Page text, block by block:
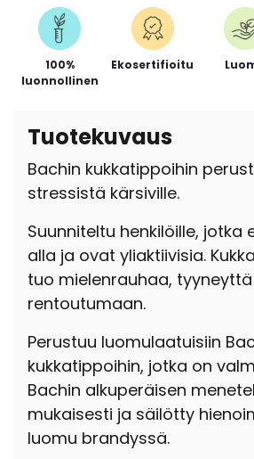
100%
luonnollinen
Ekosertifioitu
Tuotekuvaus
Bachin kukkatippoihin
stressistä kärsiville.
Suunniteltu henkilöille, jotka
alla ja ovat yliaktiivisia.
tuo mielenrauhaa,
rentoutumaan.
Perustuu luomulaatuisiin
kukkatippoihin, jotka on
Bachin alkuperäisen
mukaisesti ja säilötty
luomu brandyssä.